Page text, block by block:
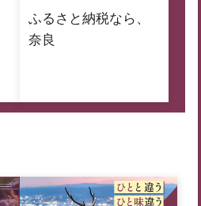
ふるさと納税なら、
奈良